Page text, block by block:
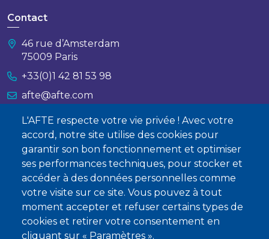
L'AFTE respecte votre vie privée ! Avec votre
accord, notre site utilise des cookies pour
garantir son bon fonctionnement et optimiser
ses performances techniques, pour stocker et
accéder à des données personnelles comme
votre visite sur ce site. Vous pouvez à tout
moment accepter et refuser certains types de
cookies et retirer votre consentement en
cliquant sur « Paramètres ».
Contact
46 rue d’Amsterdam
75009 Paris
+33(0)1 42 81 53 98
afte@afte.com
Nous contacter
À propos
Qui sommes-nous ?
Devenir membre